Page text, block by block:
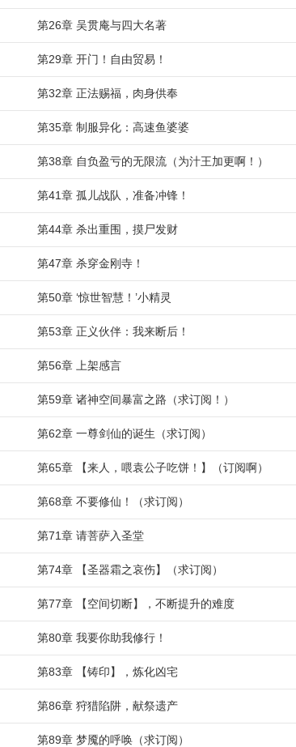
第26章 吴贯庵与四大名著
第29章 开门！自由贸易！
第32章 正法赐福，肉身供奉
第35章 制服异化：高速鱼婆婆
第38章 自负盈亏的无限流（为汁王加更啊！）
第41章 孤儿战队，准备冲锋！
第44章 杀出重围，摸尸发财
第47章 杀穿金刚寺！
第50章 ‘惊世智慧！’小精灵
第53章 正义伙伴：我来断后！
第56章 上架感言
第59章 诸神空间暴富之路（求订阅！）
第62章 一尊剑仙的诞生（求订阅）
第65章 【来人，喂袁公子吃饼！】（订阅啊）
第68章 不要修仙！（求订阅）
第71章 请菩萨入圣堂
第74章 【圣器霜之哀伤】（求订阅）
第77章 【空间切断】，不断提升的难度
第80章 我要你助我修行！
第83章 【铸印】，炼化凶宅
第86章 狩猎陷阱，献祭遗产
第89章 梦魇的呼唤（求订阅）